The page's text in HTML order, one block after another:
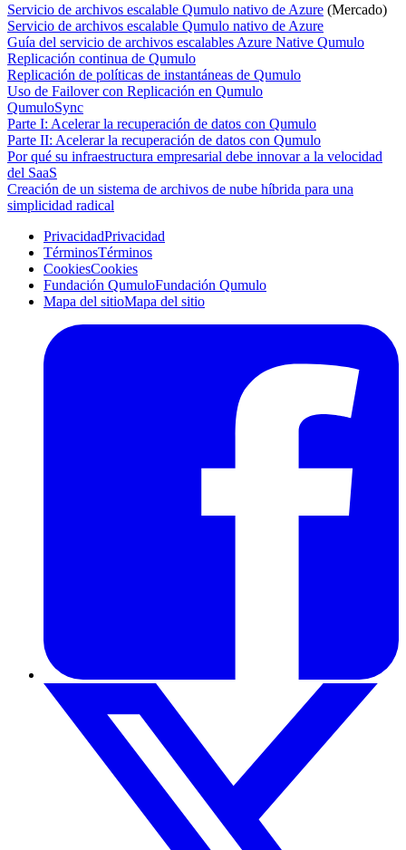
Servicio de archivos escalable Qumulo nativo de Azure (Mercado)
Servicio de archivos escalable Qumulo nativo de Azure
Guía del servicio de archivos escalables Azure Native Qumulo
Replicación continua de Qumulo
Replicación de políticas de instantáneas de Qumulo
Uso de Failover con Replicación en Qumulo
QumuloSync
Parte I: Acelerar la recuperación de datos con Qumulo
Parte II: Acelerar la recuperación de datos con Qumulo
Por qué su infraestructura empresarial debe innovar a la velocidad
del SaaS
Creación de un sistema de archivos de nube híbrida para una
simplicidad radical
PrivacidadPrivacidad
TérminosTérminos
CookiesCookies
Fundación QumuloFundación Qumulo
Mapa del sitioMapa del sitio